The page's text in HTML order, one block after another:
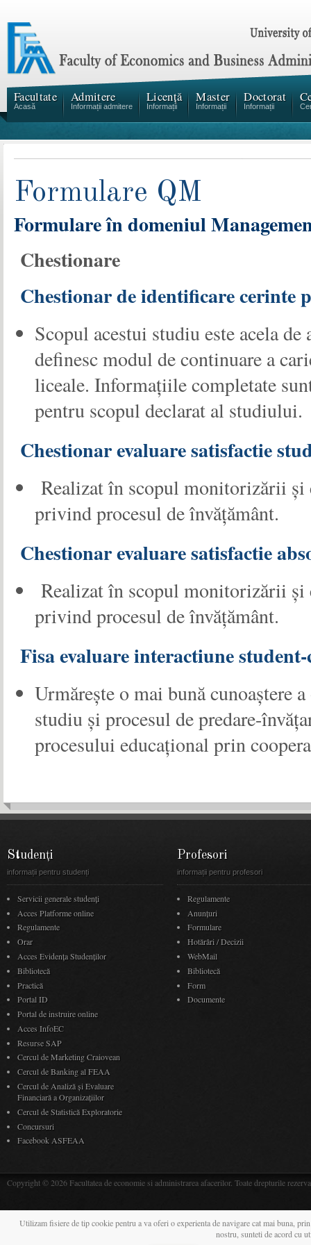
Facultate
Acasă
Admitere
Informații admitere
Licență
Informații
Master
Informații
Doctorat
Informații
Formulare QM
Formulare în domeniul
Chestionare
Chestionar de identificare cerinte
Scopul acestui studiu este acela
definesc modul de continuare a
liceale. Informaţiile completate
pentru scopul declarat al studiului.
Chestionar evaluare satisfactie
Realizat în scopul monitorizării
privind procesul de învăţământ.
Chestionar evaluare satisfactie
Realizat în scopul monitorizării
privind procesul de învăţământ.
Fisa evaluare interactiune
Urmăreşte o mai bună
studiu şi procesul de predare-
procesului educaţional prin
Studenți
informații pentru studenți
Servicii generale studenți
Acces Platforme online
Regulamente
Orar
Acces Evidenţa Studenţilor
Bibliotecă
Practică
Portal ID
Portal de instruire online
Acces InfoEC
Resurse SAP
Cercul de Marketing Craiovean
Cercul de Banking al FEAA
Cercul de Analiză și Evaluare
Financiară a Organizațiilor
Cercul de Statistică Exploratorie
Concursuri
Facebook ASFEAA
Profesori
informații pentru profesori
Regulamente
Anunţuri
Formulare
Hotărâri / Decizii
WebMail
Bibliotecă
Form
Documente
Copyright © 2026 Facultatea de economie si administrarea afacerilor. Toate drepturile
Utilizam fisiere de tip cookie pentru a va oferi o experienta de navigare cat mai buna,
nostru, sunteti de acord cu